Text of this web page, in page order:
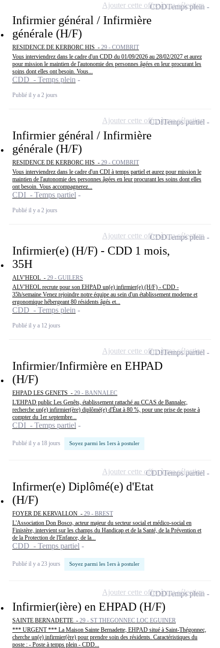
Infirmier général / Infirmière
générale (H/F)
RESIDENCE DE KERBORC HIS - 29 - COMBRIT
Vous interviendrez dans le cadre d'un CDD du 01/09/2026 au 28/02/2027 et aurez
pour mission le maintien de l'autonomie des personnes âgées en leur procurant les
soins dont elles ont besoin. Vous...
CDD - Temps plein
Publié il y a 2 jours
CDDTemps plein
Ajouter cette offre à ma sélection
Infirmier général / Infirmière
générale (H/F)
RESIDENCE DE KERBORC HIS - 29 - COMBRIT
Vous interviendrez dans le cadre d'un CDI à temps partiel et aurez pour mission le
maintien de l'autonomie des personnes âgées en leur procurant les soins dont elles
ont besoin. Vous accompagnerez...
CDI - Temps partiel
Publié il y a 2 jours
CDITemps partiel
Ajouter cette offre à ma sélection
Infirmier(e) (H/F) - CDD 1 mois,
35H
ALV'HEOL - 29 - GUILERS
ALV'HEOL recrute pour son EHPAD un(e) infirmier(e) (H/F) - CDD -
35h/semaine Venez rejoindre notre équipe au sein d'un établissement moderne et
ergonomique hébergeant 80 résidents âgés et...
CDD - Temps plein
Publié il y a 12 jours
CDDTemps plein
Ajouter cette offre à ma sélection
Infirmier/Infirmière en EHPAD
(H/F)
EHPAD LES GENETS - 29 - BANNALEC
L'EHPAD public Les Genêts, établissement rattaché au CCAS de Bannalec,
recherche un(e) infirmier(ère) diplômé(e) d'État à 80 %, pour une prise de poste à
compter du 1er septembre...
CDI - Temps partiel
Publié il y a 18 jours Soyez parmi les 1ers à postuler
CDITemps partiel
Ajouter cette offre à ma sélection
Infirmer(e) Diplômé(e) d'Etat
(H/F)
FOYER DE KERVALLON - 29 - BREST
L'Association Don Bosco, acteur majeur du secteur social et médico-social en
Finistère, intervient sur les champs du Handicap et de la Santé, de la Prévention et
de la Protection de l'Enfance, de la...
CDD - Temps partiel
Publié il y a 23 jours Soyez parmi les 1ers à postuler
CDDTemps partiel
Ajouter cette offre à ma sélection
Infirmier(ière) en EHPAD (H/F)
SAINTE BERNADETTE - 29 - ST THEGONNEC LOC EGUINER
*** URGENT *** La Maison Sainte Bernadette, EHPAD situé à Saint-Thégonnec,
cherche un(e) infirmier(ère) pour prendre soin des résidents. Caractéristiques du
poste : - Poste à temps plein - CDD...
CDDTemps plein
Ajouter cette offre à ma sélection